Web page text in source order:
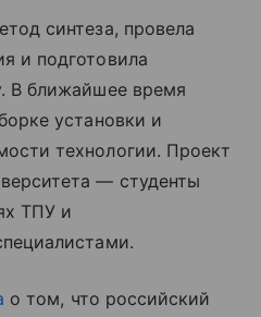
синтеза, провела
и подготовила
В ближайшее время
установки и
технологии. Проект
— студенты
ТПУ и
о том, что российский